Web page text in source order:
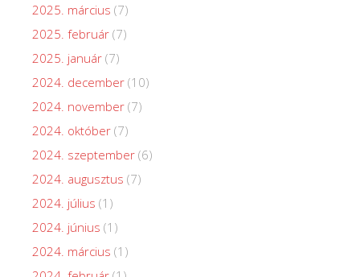
2025. március (7)
2025. február (7)
2025. január (7)
2024. december (10)
2024. november (7)
2024. október (7)
2024. szeptember (6)
2024. augusztus (7)
2024. július (1)
2024. június (1)
2024. március (1)